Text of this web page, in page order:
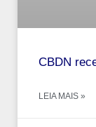
CBDN
LEIA MAIS »